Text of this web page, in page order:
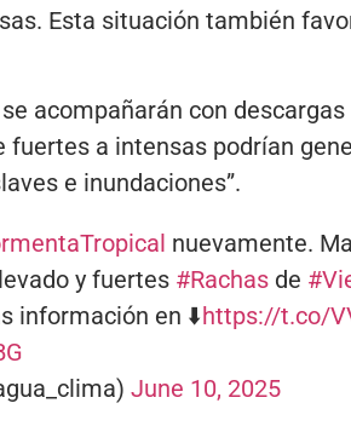
Esta situación también
acompañarán con
fuertes a intensas podrían
e inundaciones”.
nuevamente.
y fuertes #Rachasde
información en ⬇️https://t.co/
June 10, 2025